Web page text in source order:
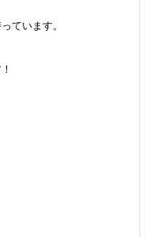
ています。